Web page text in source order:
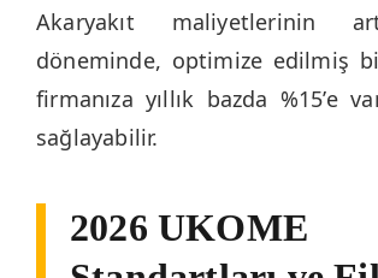
Akaryakıt maliyetlerinin
döneminde, optimize edilmiş
firmanıza yıllık bazda %15’e
sağlayabilir.
2026 UKOME